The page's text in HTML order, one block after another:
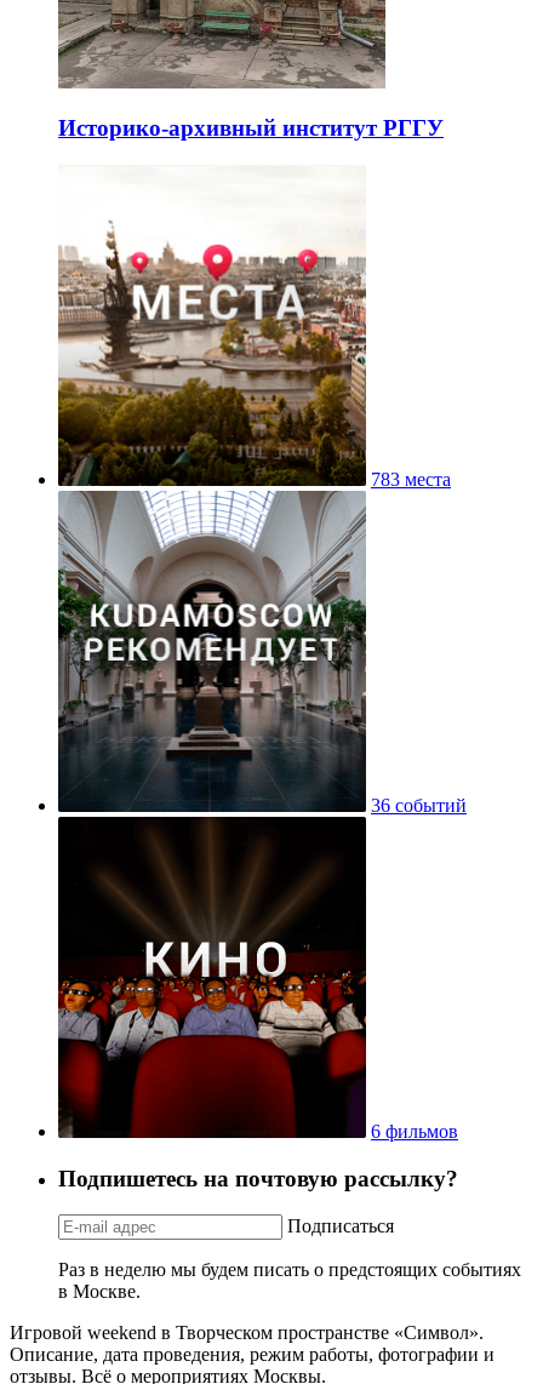
Историко-архивный институт РГГУ
783 места
36 событий
6 фильмов
Подпишетесь на почтовую рассылку?
Подписаться
Раз в неделю мы будем писать о предстоящих событиях
в Москве.
Игровой weekend в Творческом пространстве «Символ».
Описание, дата проведения, режим работы, фотографии и
отзывы. Всё о мероприятиях Москвы.